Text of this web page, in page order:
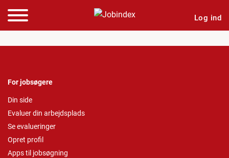
Log ind
For jobsøgere
Din side
Evaluer din arbejdsplads
Se evalueringer
Opret profil
Apps til jobsøgning